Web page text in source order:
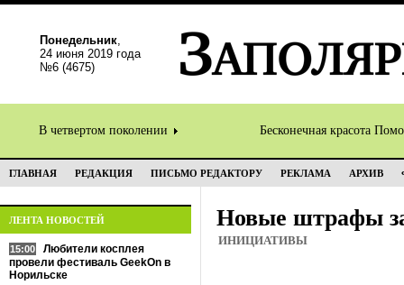
Понедельник,
24 июня 2019 года
№6 (4675)
В четвертом поколении Бесконечная красота
ГЛАВНАЯ РЕДАКЦИЯ ПИСЬМО РЕДАКТОРУ РЕКЛАМА АРХИВ
ЛЕНТА НОВОСТЕЙ
15:00
Любители косплея
провели фестиваль GeekOn в
Норильске
Новые штрафы
ИНИЦИАТИВЫ